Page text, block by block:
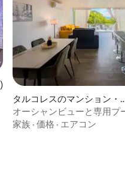
ー7件、5つ星中5つ星の平均
タルコレスのマンション・
パート
オーシャンビューと専用プ
モダンなファミリーアパート
家族 · 価格 · エアコン